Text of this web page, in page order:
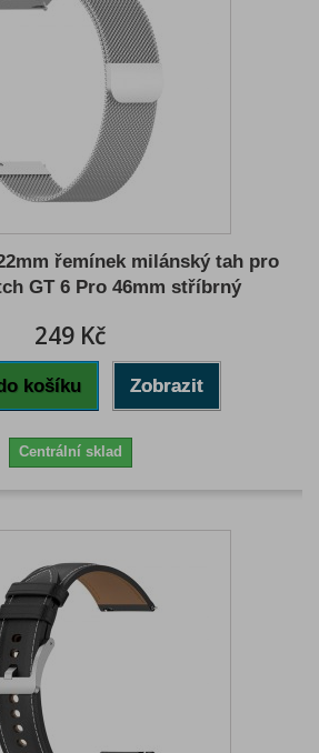
řemínek milánský tah pro
GT 6 Pro 46mm stříbrný
249 Kč
košíku Zobrazit
Centrální sklad